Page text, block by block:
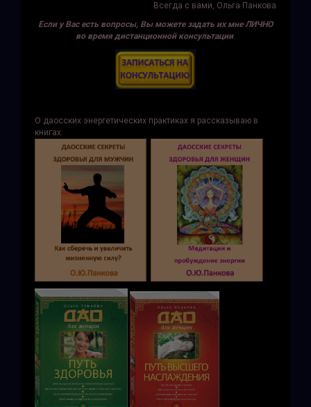
Всегда с вами, Ольга Панкова
Если у Вас есть вопросы, Вы можете задать их мне ЛИЧНО
во время дистанционной консультации.
О даосских энергетических практиках я рассказываю в
книгах: